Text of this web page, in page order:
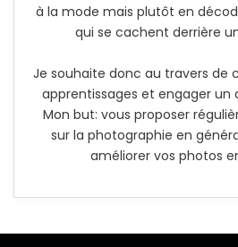
à la mode mais plutôt en
qui se cachent derrière
Je souhaite donc au travers de
apprentissages et engager un
Mon but: vous proposer
sur la photographie en
améliorer vos photos